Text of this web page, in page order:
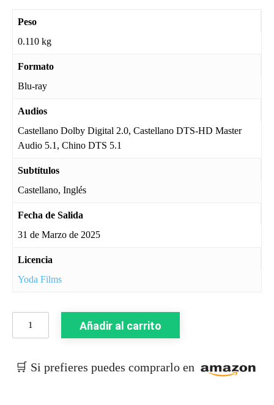
Peso
0.110 kg
Formato
Blu-ray
Audios
Castellano Dolby Digital 2.0, Castellano DTS-HD Master
Audio 5.1, Chino DTS 5.1
Subtítulos
Castellano, Inglés
Fecha de Salida
31 de Marzo de 2025
Licencia
Yoda Films
cantidad
Añadir al carrito
🛒 Si prefieres puedes comprarlo en